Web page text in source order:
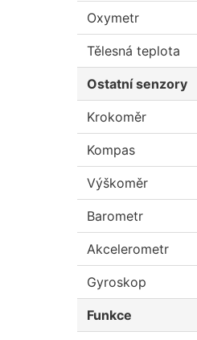
Oxymetr
Tělesná teplota
Ostatní senzory
Krokoměr
Kompas
Výškoměr
Barometr
Akcelerometr
Gyroskop
Funkce